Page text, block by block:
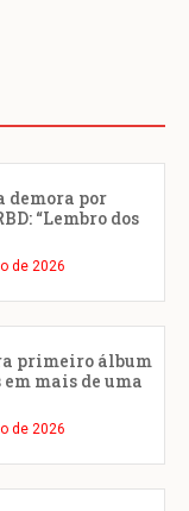
demora por
“Lembro dos
de 2026
primeiro álbum
mais de uma
de 2026